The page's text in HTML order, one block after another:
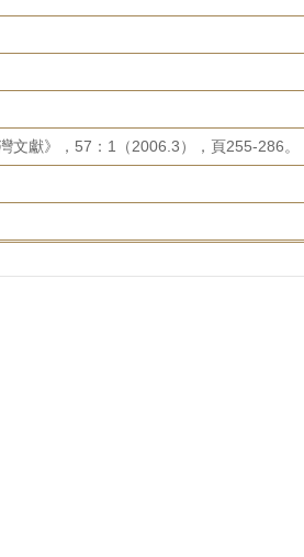
文獻》，57：1（2006.3），頁255-286。